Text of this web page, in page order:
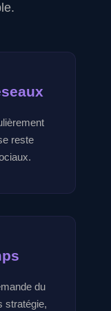
reste
du
stratégie,